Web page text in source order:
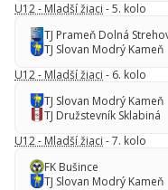
U12 - Mladší žiaci - 5. kolo
TJ Prameň Dolná
TJ Slovan Modrý Kameň
U12 - Mladší žiaci - 6. kolo
TJ Slovan Modrý Kameň
TJ Družstevník Sklabiná
U12 - Mladší žiaci - 7. kolo
FK Bušince
TJ Slovan Modrý Kameň